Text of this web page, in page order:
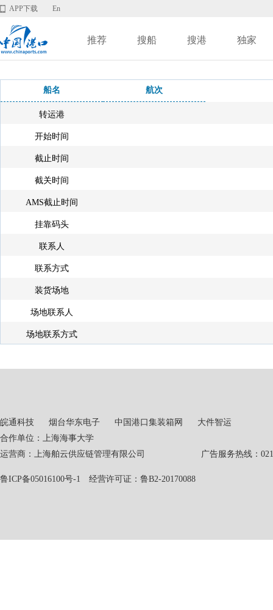
APP下载 En
推荐 搜船 搜港 独家
船名 航次
转运港
开始时间
截止时间
截关时间
AMS截止时间
挂靠码头
联系人
联系方式
装货场地
场地联系人
场地联系方式
皖通科技 烟台华东电子 中国港口集装箱网
大件智运
合作单位：上海海事大学
运营商：上海舶云供应链管理有限公司 广告服务热线：021-
鲁ICP备05016100号-1 经营许可证：鲁B2-20170088